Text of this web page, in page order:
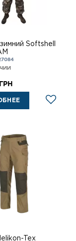
Softshell
ГРН
Tex